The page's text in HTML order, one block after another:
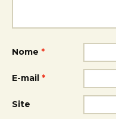
Nome *
E-mail *
Site